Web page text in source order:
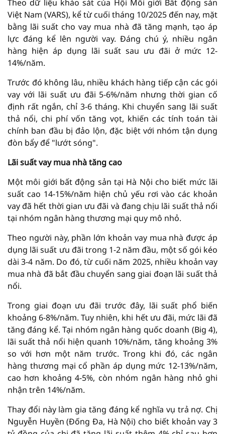
Theo dữ liệu khảo sát của Hội Môi giới Bất động sản
Việt Nam (VARS), kể từ cuối tháng 10/2025 đến nay, mặt
bằng lãi suất cho vay mua nhà đã tăng mạnh, tạo áp
lực đáng kể lên người vay. Đáng chú ý, nhiều ngân
hàng hiện áp dụng lãi suất sau ưu đãi ở mức 12-
14%/năm.
Trước đó không lâu, nhiều khách hàng tiếp cận các gói
vay với lãi suất ưu đãi 5-6%/năm nhưng thời gian cố
định rất ngắn, chỉ 3-6 tháng. Khi chuyển sang lãi suất
thả nổi, chi phí vốn tăng vọt, khiến các tính toán tài
chính ban đầu bị đảo lộn, đặc biệt với nhóm tận dụng
đòn bẩy để "lướt sóng".
Lãi suất vay mua nhà tăng cao
Một môi giới bất động sản tại Hà Nội cho biết mức lãi
suất cao 14-15%/năm hiện chủ yếu rơi vào các khoản
vay đã hết thời gian ưu đãi và đang chịu lãi suất thả nổi
tại nhóm ngân hàng thương mại quy mô nhỏ.
Theo người này, phần lớn khoản vay mua nhà được áp
dụng lãi suất ưu đãi trong 1-2 năm đầu, một số gói kéo
dài 3-4 năm. Do đó, từ cuối năm 2025, nhiều khoản vay
mua nhà đã bắt đầu chuyển sang giai đoạn lãi suất thả
nổi.
Trong giai đoạn ưu đãi trước đây, lãi suất phổ biến
khoảng 6-8%/năm. Tuy nhiên, khi hết ưu đãi, mức lãi đã
tăng đáng kể. Tại nhóm ngân hàng quốc doanh (Big 4),
lãi suất thả nổi hiện quanh 10%/năm, tăng khoảng 3%
so với hơn một năm trước. Trong khi đó, các ngân
hàng thương mại cổ phần áp dụng mức 12-13%/năm,
cao hơn khoảng 4-5%, còn nhóm ngân hàng nhỏ ghi
nhận trên 14%/năm.
Thay đổi này làm gia tăng đáng kể nghĩa vụ trả nợ. Chị
Nguyễn Huyền (Đống Đa, Hà Nội) cho biết khoản vay 3